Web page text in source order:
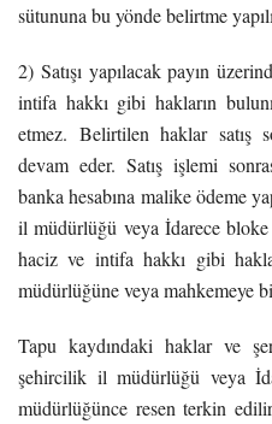
sütununa bu yönde belirtme
2) Satışı yapılacak payın
intifa hakkı gibi hakların
etmez. Belirtilen haklar satış
devam eder. Satış işlemi
banka hesabına malike ödeme
il müdürlüğü veya İdarece
haciz ve intifa hakkı gibi
müdürlüğüne veya mahkemeye
Tapu kaydındaki haklar ve
şehircilik il müdürlüğü veya
müdürlüğünce resen terkin